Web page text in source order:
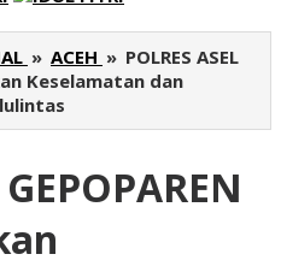
» ACEH » POLRES ASEL
Keselamatan dan